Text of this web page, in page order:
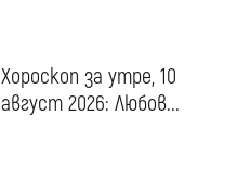
Хороскоп за утре, 10
август 2026: Любов...